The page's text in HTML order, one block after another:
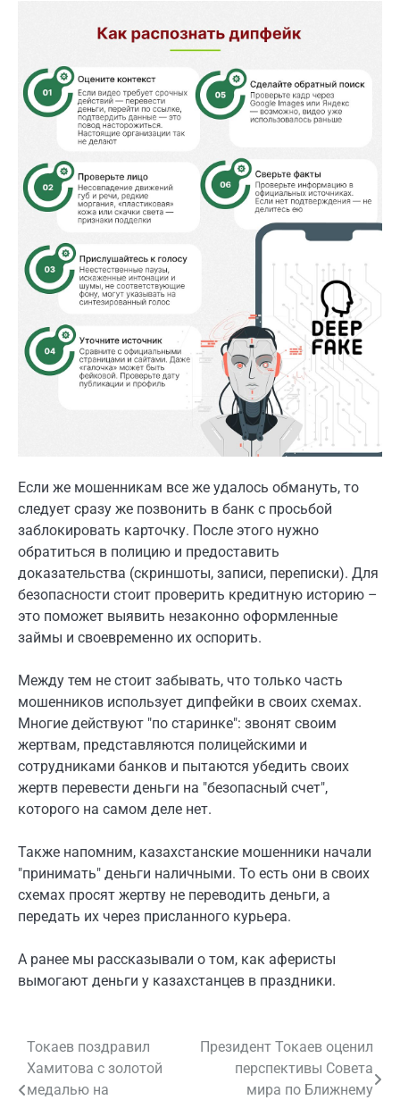
Если же мошенникам все же удалось обмануть, то
следует сразу же позвонить в банк с просьбой
заблокировать карточку. После этого нужно
обратиться в полицию и предоставить
доказательства (скриншоты, записи, переписки). Для
безопасности стоит проверить кредитную историю –
это поможет выявить незаконно оформленные
займы и своевременно их оспорить.
Между тем не стоит забывать, что только часть
мошенников использует дипфейки в своих схемах.
Многие действуют "по старинке": звонят своим
жертвам, представляются полицейскими и
сотрудниками банков и пытаются убедить своих
жертв перевести деньги на "безопасный счет",
которого на самом деле нет.
Также напомним, казахстанские мошенники начали
"принимать" деньги наличными. То есть они в своих
схемах просят жертву не переводить деньги, а
передать их через присланного курьера.
А ранее мы рассказывали о том, как аферисты
вымогают деньги у казахстанцев в праздники.
Навигация
по
Токаев поздравил
Хамитова с золотой
медалью на
Президент Токаев оценил
перспективы Совета
мира по Ближнему